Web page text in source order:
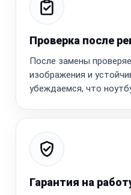
Проверка после
После замены
изображения и
убеждаемся, что
Гарантия на